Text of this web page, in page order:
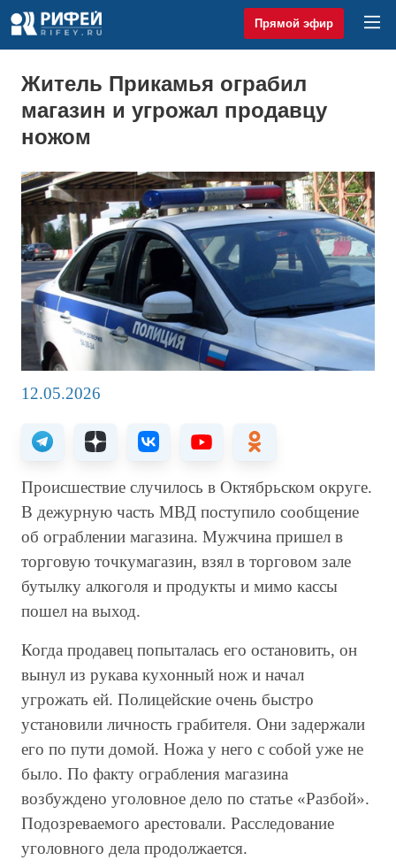
Прямой эфир
Житель Прикамья ограбил
магазин и угрожал продавцу
ножом
12.05.2026
Происшествие случилось в Октябрьском округе.
В дежурную часть МВД поступило сообщение
об ограблении магазина. Мужчина пришел в
торговую точкумагазин, взял в торговом зале
бутылку алкоголя и продукты и мимо кассы
пошел на выход.
Когда продавец попыталась его остановить, он
вынул из рукава кухонный нож и начал
угрожать ей. Полицейские очень быстро
установили личность грабителя. Они задержали
его по пути домой. Ножа у него с собой уже не
было. По факту ограбления магазина
возбуждено уголовное дело по статье «Разбой».
Подозреваемого арестовали. Расследование
уголовного дела продолжается.